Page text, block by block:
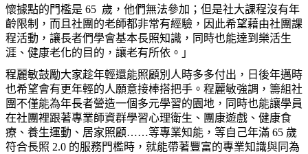
懷據點的門檻是 65 歲，他們無法參加；但是社大課程沒有年
齡限制，而且社團的老師都非常有經驗，因此希望藉由社團課
程活動，讓長者們學會基本長照知識，同時也能達到樂活生
涯、健康老化的目的，讓老有所依。」
程麗敏鼓勵大家趁年輕還能照顧別人時多多付出，日後年邁時
也希望會有更年輕的人願意接棒搭把手。程麗敏強調，籌組社
團不僅能為年長者營造一個多元學習的園地，同時也能讓學員
在社團裡跟著專業師資群學習心理衛生、團康遊戲、健康食
療、養生運動、居家照顧……等專業知能，等自己年滿 65 歲
符合長照 2.0 的服務門檻時，就能帶著豐富的專業知識與同為